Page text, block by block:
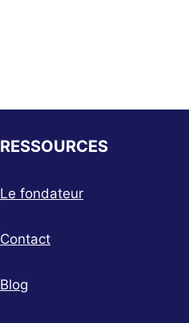
RESSOURCES
Le fondateur
Contact
Blog